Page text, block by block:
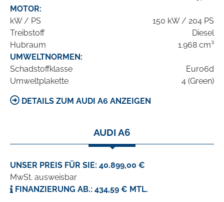
MOTOR:
kW / PS
150 kW / 204 PS
Treibstoff
Diesel
Hubraum
1.968 cm³
UMWELTNORMEN:
Schadstoffklasse
Euro6d
Umweltplakette
4 (Green)
DETAILS ZUM AUDI A6 ANZEIGEN
AUDI A6
UNSER PREIS FÜR SIE: 40.899,00 €
MwSt. ausweisbar
FINANZIERUNG AB.: 434,59 € MTL.